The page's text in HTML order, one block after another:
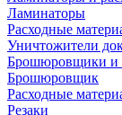
Ламинаторы
Расходные
Уничтожители
Брошюровщики и
Брошюровщик
Расходные
Резаки